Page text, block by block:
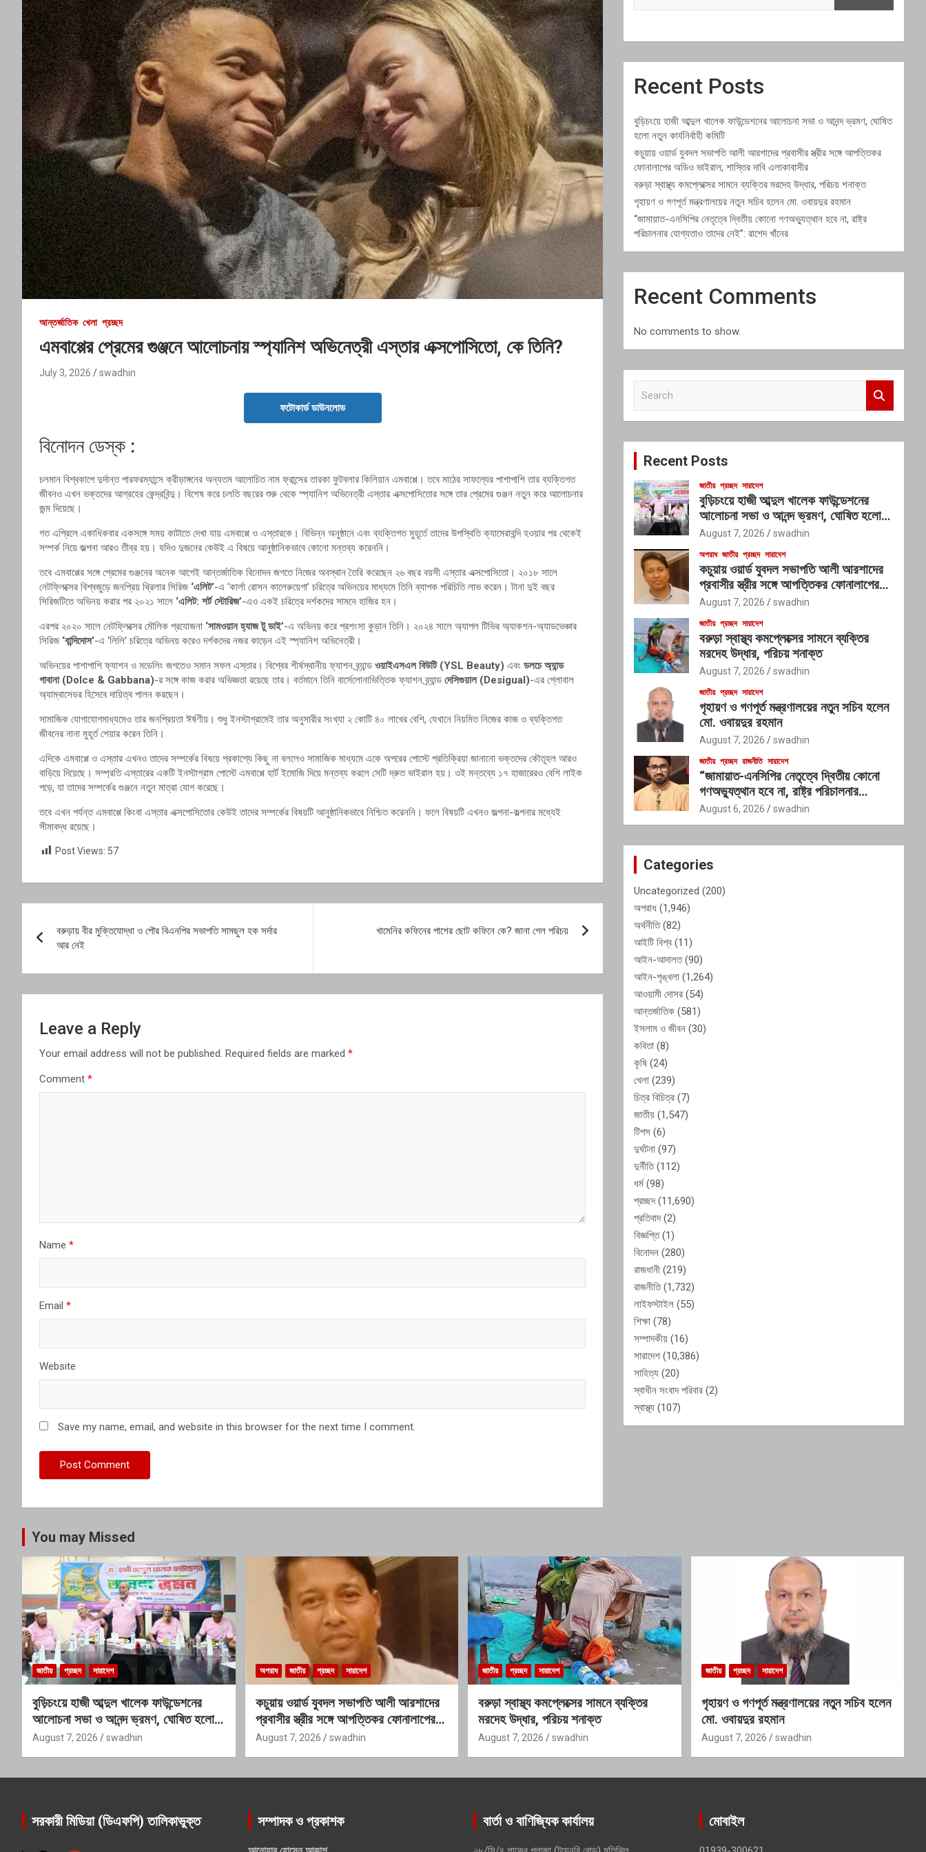
আন্তর্জাতিক খেলা প্রচ্ছদ
এমবাপ্পের প্রেমের গুঞ্জনে আলোচনায় স্প্যানিশ অভিনেত্রী এস্তার এক্সপোসিতো, কে তিনি?
July 3, 2026 swadhin
ফটোকার্ড ডাউনলোড
বিনোদন ডেস্ক :
চলমান বিশ্বকাপে দুর্দান্ত পারফরম্যান্সে ক্রীড়াঙ্গনের অন্যতম আলোচিত নাম ফ্রান্সের তারকা ফুটবলার কিলিয়ান এমবাপ্পে। তবে মাঠের সাফল্যের পাশাপাশি তার ব্যক্তিগত
জীবনও এখন ভক্তদের আগ্রহের কেন্দ্রবিন্দু। বিশেষ করে চলতি বছরের শুরু থেকে স্প্যানিশ অভিনেত্রী এস্তার এক্সপোসিতোর সঙ্গে তার প্রেমের গুঞ্জন নতুন করে আলোচনার
জন্ম দিয়েছে।
গত এপ্রিলে একাধিকবার একসঙ্গে সময় কাটাতে দেখা যায় এমবাপ্পে ও এস্তারকে। বিভিন্ন অনুষ্ঠানে এবং ব্যক্তিগত মুহূর্তে তাদের উপস্থিতি ক্যামেরাবন্দি হওয়ার পর থেকেই
সম্পর্ক নিয়ে জল্পনা আরও তীব্র হয়। যদিও দুজনের কেউই এ বিষয়ে আনুষ্ঠানিকভাবে কোনো মন্তব্য করেননি।
তবে এমবাপ্পের সঙ্গে প্রেমের গুঞ্জনের অনেক আগেই আন্তর্জাতিক বিনোদন জগতে নিজের অবস্থান তৈরি করেছেন ২৬ বছর বয়সী এস্তার এক্সপোসিতো। ২০১৮ সালে
নেটফ্লিক্সের বিশ্বজুড়ে জনপ্রিয় থ্রিলার সিরিজ ‘এলিট’-এ ‘কার্লা রোসন কালেরুয়েগা’ চরিত্রে অভিনয়ের মাধ্যমে তিনি ব্যাপক পরিচিতি লাভ করেন। টানা দুই বছর
সিরিজটিতে অভিনয় করার পর ২০২১ সালে ‘এলিট: শর্ট স্টোরিজ’-এও একই চরিত্রে দর্শকদের সামনে হাজির হন।
এরপর ২০২০ সালে নেটফ্লিক্সের মৌলিক প্রযোজনা ‘সামওয়ান হ্যাজ টু ডাই’-এ অভিনয় করে প্রশংসা কুড়ান তিনি। ২০২৪ সালে অ্যাপল টিভির অ্যাকশন-অ্যাডভেঞ্চার
সিরিজ ‘বান্দিদোস’-এ ‘লিলি’ চরিত্রে অভিনয় করেও দর্শকদের নজর কাড়েন এই স্প্যানিশ অভিনেত্রী।
অভিনয়ের পাশাপাশি ফ্যাশন ও মডেলিং জগতেও সমান সফল এস্তার। বিশ্বের শীর্ষস্থানীয় ফ্যাশন ব্র্যান্ড ওয়াইএসএল বিউটি (YSL Beauty) এবং ডলচে অ্যান্ড
গাবানা (Dolce & Gabbana)-র সঙ্গে কাজ করার অভিজ্ঞতা রয়েছে তার। বর্তমানে তিনি বার্সেলোনাভিত্তিক ফ্যাশন ব্র্যান্ড দেসিগুয়াল (Desigual)-এর গ্লোবাল
অ্যাম্বাসেডর হিসেবে দায়িত্ব পালন করছেন।
সামাজিক যোগাযোগমাধ্যমেও তার জনপ্রিয়তা ঈর্ষণীয়। শুধু ইনস্টাগ্রামেই তার অনুসারীর সংখ্যা ২ কোটি ৪০ লাখের বেশি, যেখানে নিয়মিত নিজের কাজ ও ব্যক্তিগত
জীবনের নানা মুহূর্ত শেয়ার করেন তিনি।
এদিকে এমবাপ্পে ও এস্তার এখনও তাদের সম্পর্কের বিষয়ে প্রকাশ্যে কিছু না বললেও সামাজিক মাধ্যমে একে অপরের পোস্টে প্রতিক্রিয়া জানানো ভক্তদের কৌতূহল আরও
বাড়িয়ে দিয়েছে। সম্প্রতি এস্তারের একটি ইনস্টাগ্রাম পোস্টে এমবাপ্পে হার্ট ইমোজি দিয়ে মন্তব্য করলে সেটি দ্রুত ভাইরাল হয়। ওই মন্তব্যে ১৭ হাজারেরও বেশি লাইক
পড়ে, যা তাদের সম্পর্কের গুঞ্জনে নতুন মাত্রা যোগ করেছে।
তবে এখন পর্যন্ত এমবাপ্পে কিংবা এস্তার এক্সপোসিতোর কেউই তাদের সম্পর্কের বিষয়টি আনুষ্ঠানিকভাবে নিশ্চিত করেননি। ফলে বিষয়টি এখনও জল্পনা-কল্পনার মধ্যেই
সীমাবদ্ধ রয়েছে।
Post Views: 57
navigation
বরুড়ায় বীর মুক্তিযোদ্ধা ও পৌর বিএনপির সভাপতি সামছুল হক সর্দার
আর নেই
খামেনির কফিনের পাশের ছোট কফিনে কে? জানা গেল পরিচয়
Leave a Reply
Your email address will not be published. Required fields are marked *
Comment *
Name *
Email *
Website
Save my name, email, and website in this browser for the next time I comment.
Recent Posts
বুড়িচংয়ে হাজী আব্দুল খালেক ফাউন্ডেশনের আলোচনা সভা ও আনন্দ ভ্রমণ, ঘোষিত
হলো নতুন কার্যনির্বাহী কমিটি
কচুয়ায় ওয়ার্ড যুবদল সভাপতি আলী আরশাদের প্রবাসীর স্ত্রীর সঙ্গে আপত্তিকর
ফোনালাপের অডিও ভাইরাল; শাস্তির দাবি এলাকাবাসীর
বরুড়া স্বাস্থ্য কমপ্লেক্সের সামনে ব্যক্তির মরদেহ উদ্ধার, পরিচয় শনাক্ত
গৃহায়ণ ও গণপূর্ত মন্ত্রণালয়ের নতুন সচিব হলেন মো. ওবায়দুর রহমান
“জামায়াত-এনসিপির নেতৃত্বে দ্বিতীয় কোনো গণঅভ্যুত্থান হবে না, রাষ্ট্র
পরিচালনার যোগ্যতাও তাদের নেই”: রাশেদ খাঁনের
Recent Comments
No comments to show.
c
Recent Posts
জাতীয় প্রচ্ছদ সারাদেশ
বুড়িচংয়ে হাজী আব্দুল খালেক ফাউন্ডেশনের
আলোচনা সভা ও আনন্দ ভ্রমণ, ঘোষিত হলো
নতুন কার্যনির্বাহী কমিটি
August 7, 2026 swadhin
অপরাধ জাতীয় প্রচ্ছদ সারাদেশ
কচুয়ায় ওয়ার্ড যুবদল সভাপতি আলী আরশাদের
প্রবাসীর স্ত্রীর সঙ্গে আপত্তিকর ফোনালাপের
অডিও ভাইরাল; শাস্তির দাবি এলাকাবাসীর
August 7, 2026 swadhin
জাতীয় প্রচ্ছদ সারাদেশ
বরুড়া স্বাস্থ্য কমপ্লেক্সের সামনে ব্যক্তির
মরদেহ উদ্ধার, পরিচয় শনাক্ত
August 7, 2026 swadhin
জাতীয় প্রচ্ছদ সারাদেশ
গৃহায়ণ ও গণপূর্ত মন্ত্রণালয়ের নতুন সচিব হলেন
মো. ওবায়দুর রহমান
August 7, 2026 swadhin
জাতীয় প্রচ্ছদ রাজনীতি সারাদেশ
“জামায়াত-এনসিপির নেতৃত্বে দ্বিতীয় কোনো
গণঅভ্যুত্থান হবে না, রাষ্ট্র পরিচালনার
যোগ্যতাও তাদের নেই”: রাশেদ খাঁনের
August 6, 2026 swadhin
Categories
Uncategorized (200)
অপরাধ (1,946)
অর্থনীতি(82)
আইটি বিশ্ব (11)
আইন-আদালত(90)
আইন-শৃঙ্খলা (1,264)
আওয়ামী দোসর (54)
আন্তর্জাতিক (581)
ইসলাম ও জীবন (30)
কবিতা (8)
কৃষি (24)
খেলা (239)
চিত্র বিচিত্র (7)
জাতীয় (1,547)
টিপস (6)
দুর্ঘটনা (97)
দুর্নীতি(112)
ধর্ম(98)
প্রচ্ছদ(11,690)
প্রতিবাদ(2)
বিজ্ঞপ্তি(1)
বিনোদন (280)
রাজধানী (219)
রাজনীতি(1,732)
লাইফস্টাইল (55)
শিক্ষা (78)
সম্পাদকীয় (16)
সারাদেশ (10,386)
সাহিত্য (20)
স্বাধীন সংবাদ পরিবার (2)
স্বাস্থ্য (107)
You may Missed
জাতীয় প্রচ্ছদ সারাদেশ
বুড়িচংয়ে হাজী আব্দুল খালেক ফাউন্ডেশনের
আলোচনা সভা ও আনন্দ ভ্রমণ, ঘোষিত হলো
নতুন কার্যনির্বাহী কমিটি
August 7, 2026 swadhin
অপরাধ জাতীয় প্রচ্ছদ সারাদেশ
কচুয়ায় ওয়ার্ড যুবদল সভাপতি আলী আরশাদের
প্রবাসীর স্ত্রীর সঙ্গে আপত্তিকর ফোনালাপের
অডিও ভাইরাল; শাস্তির দাবি এলাকাবাসীর
August 7, 2026 swadhin
জাতীয় প্রচ্ছদ সারাদেশ
বরুড়া স্বাস্থ্য কমপ্লেক্সের সামনে ব্যক্তির
মরদেহ উদ্ধার, পরিচয় শনাক্ত
August 7, 2026 swadhin
জাতীয় প্রচ্ছদ সারাদেশ
গৃহায়ণ ও গণপূর্ত মন্ত্রণালয়ের নতুন সচিব হলেন
মো. ওবায়দুর রহমান
August 7, 2026 swadhin
সরকারী মিডিয়া (ডিএফপি) তালিকাভুক্ত সম্পাদক ও প্রকাশক বার্তা ও বাণিজ্যিক কার্যালয় মোবাইল